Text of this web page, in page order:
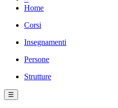
Home
Corsi
Insegnamenti
Persone
Strutture
☰